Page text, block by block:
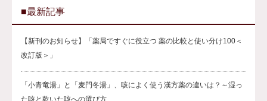
■最新記事
【新刊のお知らせ】「薬局ですぐに役立つ 薬の比較と使い分け100＜
改訂版＞」
「小青竜湯」と「麦門冬湯」、咳によく使う漢方薬の違いは？～湿っ
た咳と乾いた咳への選び方